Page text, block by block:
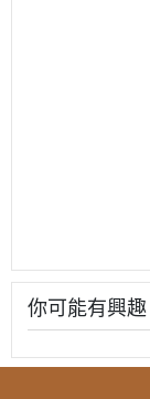
你可能有興趣